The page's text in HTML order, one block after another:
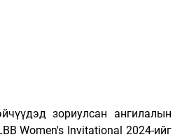
зориулсан ангилалын
Women's Invitational 2024-ийг